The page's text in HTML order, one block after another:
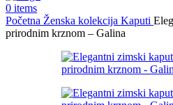
0 items
Početna Ženska kolekcija Kaputi
prirodnim krznom – Galina